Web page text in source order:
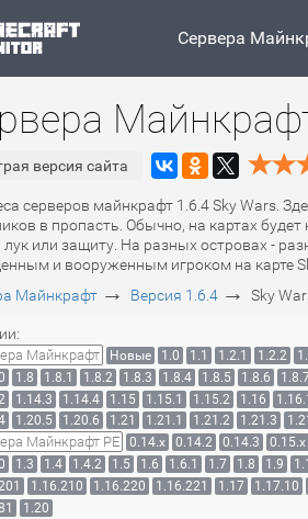
Сервера
версия сайта
серверов майнкрафт 1.6.4 Sky Wars.
в пропасть. Обычно, на картах
лук или защиту. На разных островах -
и вооруженным игроком на карте
Майнкрафт → Версия 1.6.4 → Sky
Майнкрафт Новые 1.0 1.1 1.2.1 1.2.2
1.8 1.8.1 1.8.2 1.8.3 1.8.4 1.8.5 1.8.6 1.8.7
1.14.3 1.14.4 1.15 1.15.1 1.15.2 1.16
1.20.5 1.20.6 1.21 1.21.1 1.21.2 1.21.3
Майнкрафт PE 0.14.x 0.14.2 0.14.3 0.15.x
1.3 1.4 1.4.2 1.5 1.6 1.6.1 1.7 1.8 1.9
1.16.210 1.16.220 1.16.221 1.17 1.17.10
1.20